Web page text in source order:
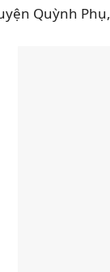
Quỳnh